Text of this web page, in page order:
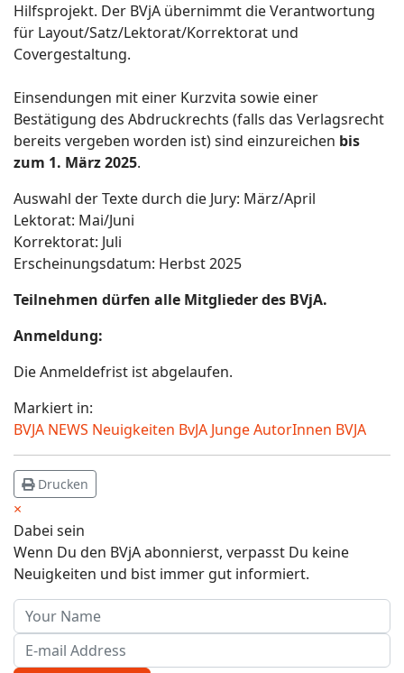
Hilfsprojekt. Der BVjA übernimmt die Verantwortung
für Layout/Satz/Lektorat/Korrektorat und
Covergestaltung.
Einsendungen mit einer Kurzvita sowie einer
Bestätigung des Abdruckrechts (falls das Verlagsrecht
bereits vergeben worden ist) sind einzureichen bis
zum 1. März 2025.
Auswahl der Texte durch die Jury: März/April
Lektorat: Mai/Juni
Korrektorat: Juli
Erscheinungsdatum: Herbst 2025
Teilnehmen dürfen alle Mitglieder des BVjA.
Anmeldung:
Die Anmeldefrist ist abgelaufen.
Markiert in:
BVJA NEWS Neuigkeiten BvJA Junge AutorInnen BVJA
Drucken
×
Dabei sein
Wenn Du den BVjA abonnierst, verpasst Du keine
Neuigkeiten und bist immer gut informiert.
Your Name
E-mail Address